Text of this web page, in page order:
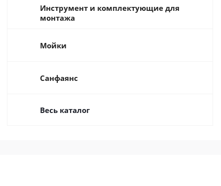
Инструмент и комплектующие для
монтажа
Мойки
Санфаянс
Весь каталог